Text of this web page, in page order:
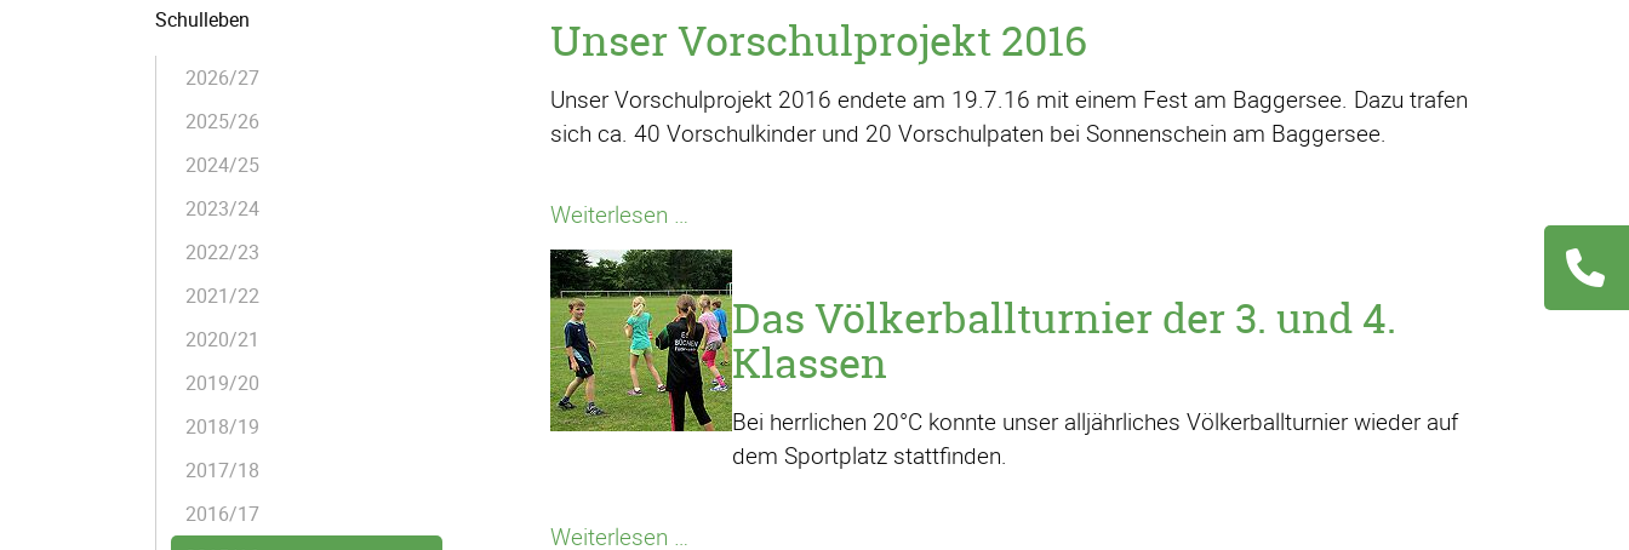
Unser Vorschulprojekt 2016
Unser Vorschulprojekt 2016 endete am 19.7.16 mit einem Fest am Baggersee. Dazu trafen
sich ca. 40 Vorschulkinder und 20 Vorschulpaten bei Sonnenschein am Baggersee.
Weiterlesen …
Vorschulprojekt
2016
Das Völkerballturnier der 3. und 4.
Klassen
Bei herrlichen 20°C konnte unser alljährliches Völkerballturnier wieder auf
dem Sportplatz stattfinden.
Weiterlesen …
Schulleben
2026/27
2025/26
2024/25
2023/24
2022/23
2021/22
2020/21
2019/20
2018/19
2017/18
2016/17
Navigation